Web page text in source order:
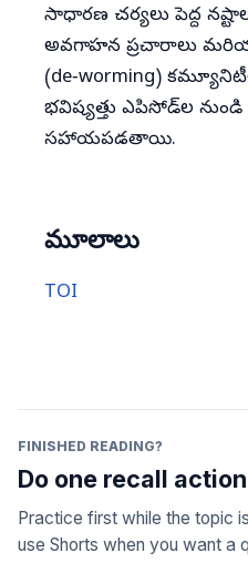
సాధారణ చర్యలు పెద్ద
అవగాహన ప్రచారాలు
(de‑worming)
భవిష్యత్తు ఎపిసోడ్‌ల నుండి
సహాయపడతాయి.
మూలాలు
TOI
FINISHED READING?
Do one recall
Practice first while the topic
use Shorts when you want a